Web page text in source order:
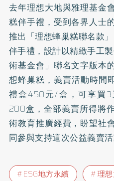
去年理想大地與雅理基金
糕伴手禮，受到各界人士
推出「理想蜂巢糕聯名款」
伴手禮，設計以精緻手工
術基金會」聯名文字版本
想蜂巢糕，義賣活動時間
禮盒450元/盒，可享買3
200盒，全部義賣所得將
術教育推廣經費，盼望社
同參與支持這次公益義賣活
ESG地方永續
理